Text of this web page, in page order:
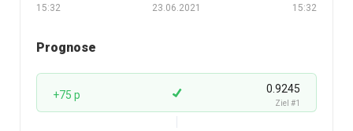
15:32 15:32
23.06.2021
Prognose
+75 p 0.9245
Ziel #1